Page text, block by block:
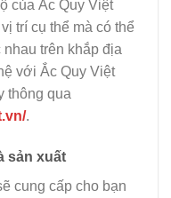
của Ắc Quy Việt
trí cụ thể mà có thể
trên khắp địa
với Ắc Quy Việt
thông qua
.
sản xuất
cung cấp cho bạn